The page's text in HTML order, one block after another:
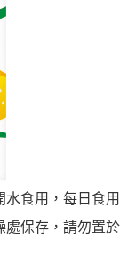
惡意使用之情形，
取法律行動。
食用，每日食用
保存，請勿置於